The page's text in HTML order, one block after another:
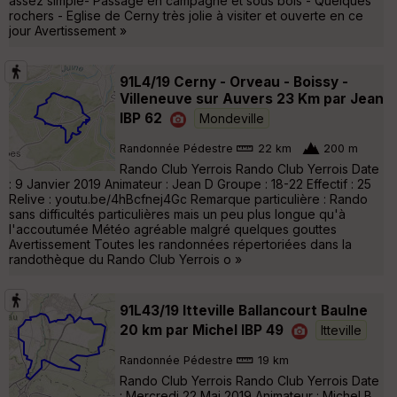
rochers - Eglise de Cerny très jolie à visiter et ouverte en ce
jour Avertissement »
91L4/19 Cerny - Orveau - Boissy -
Villeneuve sur Auvers 23 Km par Jean
IBP 62
Mondeville
Randonnée Pédestre 22 km 200 m
Rando Club Yerrois Rando Club Yerrois Date
: 9 Janvier 2019 Animateur : Jean D Groupe : 18-22 Effectif : 25
Relive : youtu.be/4hBcfnej4Gc Remarque particulière : Rando
sans difficultés particulières mais un peu plus longue qu'à
l'accoutumée Météo agréable malgré quelques gouttes
Avertissement Toutes les randonnées répertoriées dans la
randothèque du Rando Club Yerrois o »
91L43/19 Itteville Ballancourt Baulne
20 km par Michel IBP 49
Itteville
Randonnée Pédestre 19 km
Rando Club Yerrois Rando Club Yerrois Date